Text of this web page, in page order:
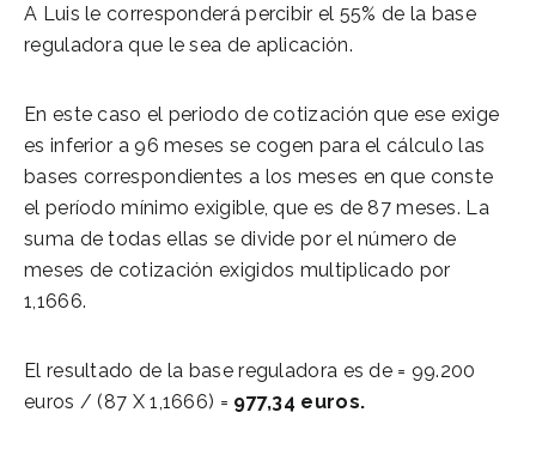
A Luis le corresponderá percibir el 55% de la base
reguladora que le sea de aplicación.
En este caso el periodo de cotización que ese exige
es inferior a 96 meses se cogen para el cálculo las
bases correspondientes a los meses en que conste
el período mínimo exigible, que es de 87 meses. La
suma de todas ellas se divide por el número de
meses de cotización exigidos multiplicado por
1,1666.
El resultado de la base reguladora es de = 99.200
euros / (87 X 1,1666) = 977,34 euros.